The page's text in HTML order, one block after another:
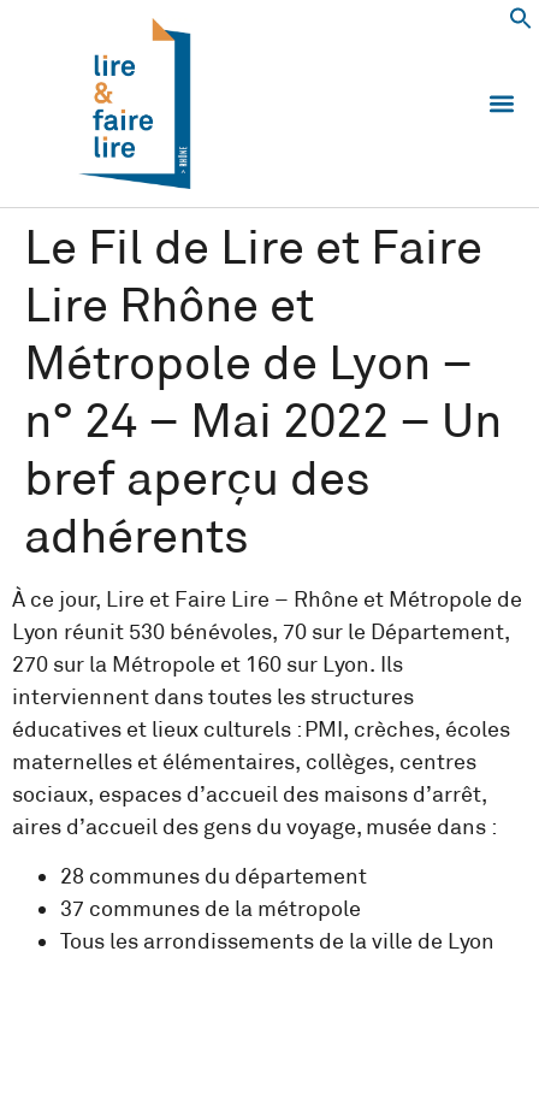
Le Fil de Lire et Faire
Lire Rhône et
Métropole de Lyon –
n° 24 – Mai 2022 – Un
bref aperçu des
adhérents
À ce jour, Lire et Faire Lire – Rhône et Métropole de
Lyon réunit 530 bénévoles, 70 sur le Département,
270 sur la Métropole et 160 sur Lyon. Ils
interviennent dans toutes les structures
éducatives et lieux culturels : PMI, crèches, écoles
maternelles et élémentaires, collèges, centres
sociaux, espaces d’accueil des maisons d’arrêt,
aires d’accueil des gens du voyage, musée dans :
28 communes du département
37 communes de la métropole
Tous les arrondissements de la ville de Lyon